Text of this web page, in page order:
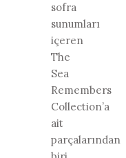
sofra
sunumları
içeren
The
Sea
Remembers
Collection’a
ait
parçalarından